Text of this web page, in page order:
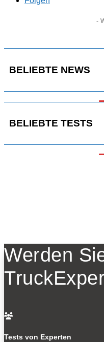
-
BELIEBTE NEWS
BELIEBTE TESTS
Werden

Tests von Experten